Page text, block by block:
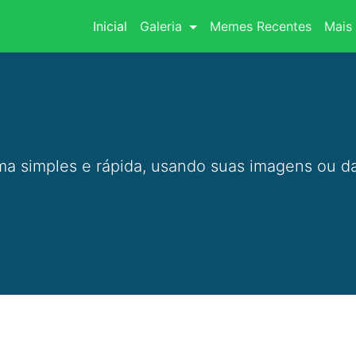
Inicial(current)
Galeria Memes Recentes
simples e rápida, usando suas imagens ou